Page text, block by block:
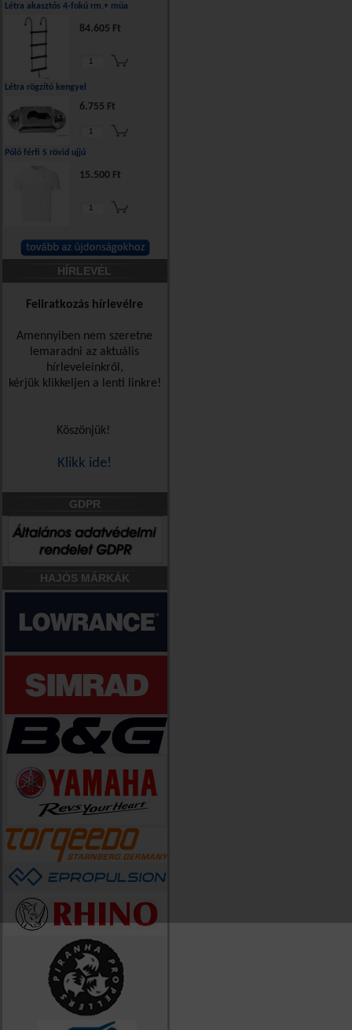
Létra akasztós 4-fokú rm.+ műa
84.605 Ft
Létra rögzítő kengyel
6.755 Ft
Póló férfi S rövid ujjú
15.500 Ft
HÍRLEVÉL
Feliratkozás hírlevélre
Amennyiben nem szeretne
lemaradni az aktuális
hírleveleinkről,
kérjük klikkeljen a lenti linkre!
Köszönjük!
Klikk ide!
GDPR
HAJÓS MÁRKÁK